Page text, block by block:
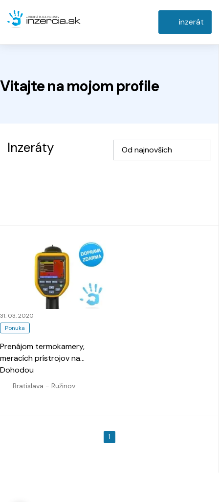
inzerát
Vitajte na mojom profile
Inzeráty Od najnovších
Ponuka
31. 03. 2020
Prenájom termokamery,
meracích prístrojov na
revízie…
Bratislava - Ružinov
Dohodou
1